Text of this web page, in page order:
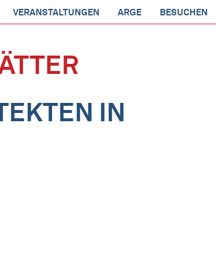
VERANSTALTUNGEN ARGE BESUCHEN
IN D